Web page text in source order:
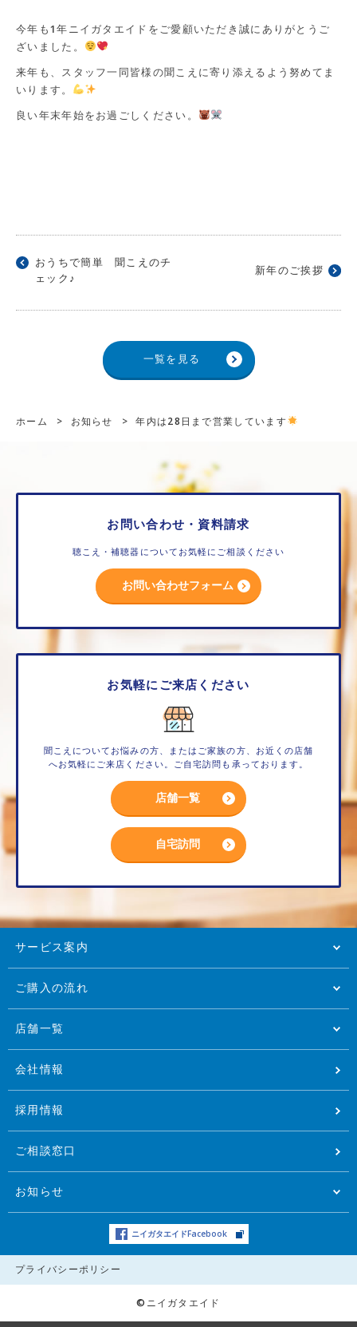
今年も1年ニイガタエイドをご愛顧いただき誠にありがとうご
ざいました。
来年も、スタッフ一同皆様の聞こえに寄り添えるよう努めてま
いります。
良い年末年始をお過ごしください。
おうちで簡単 聞こえのチ
ェック♪
新年のご挨拶
一覧を見る
ホーム > お知らせ > 年内は28日まで営業しています
お問い合わせ・資料請求
聴こえ・補聴器についてお気軽にご相談ください
お問い合わせフォーム
お気軽にご来店ください
聞こえについてお悩みの方、またはご家族の方、お近くの店舗
へお気軽にご来店ください。ご自宅訪問も承っております。
店舗一覧
自宅訪問
サービス案内
ご購入の流れ
店舗一覧
会社情報
採用情報
ご相談窓口
お知らせ
ニイガタエイドFacebook
プライバシーポリシー
©ニイガタエイド